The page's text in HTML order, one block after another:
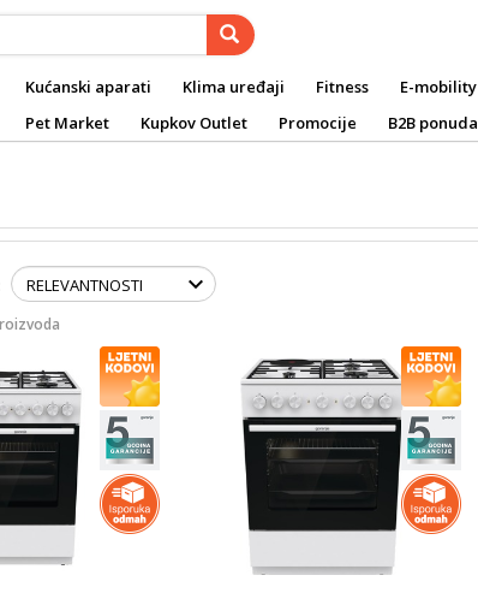
Kućanski aparati Klima uređaji Fitness E-mobility
Pet Market Kupkov Outlet Promocije B2B ponuda